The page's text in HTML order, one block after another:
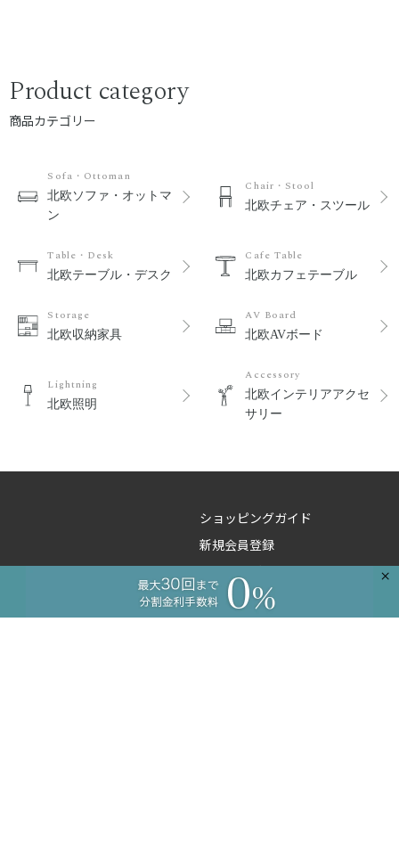
×
Product category
商品カテゴリー
Sofa・Ottoman
北欧ソファ・オットマ
ン
Chair・Stool
北欧チェア・スツール
Table・Desk
北欧テーブル・デスク
Cafe Table
北欧カフェテーブル
Storage
北欧収納家具
AV Board
北欧AVボード
Lightning
北欧照明
Accessory
北欧インテリアアクセ
サリー
ショッピングガイド
新規会員登録
よくあるご質問
ご注文のお問い合わせ